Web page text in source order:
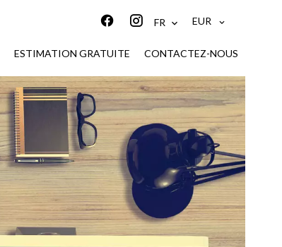
FR EUR
ESTIMATION GRATUITE CONTACTEZ-NOUS